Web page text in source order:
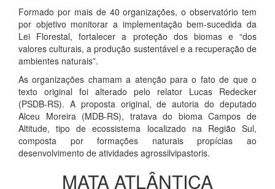
Formado por mais de 40 organizações, o observatório tem
por objetivo monitorar a implementação bem-sucedida da
Lei Florestal, fortalecer a proteção dos biomas e “dos
valores culturais, a produção sustentável e a recuperação de
ambientes naturais”.
As organizações chamam a atenção para o fato de que o
texto original foi alterado pelo relator Lucas Redecker
(PSDB-RS). A proposta original, de autoria do deputado
Alceu Moreira (MDB-RS), tratava do bioma Campos de
Altitude, tipo de ecossistema localizado na Região Sul,
composta por formações naturais propícias ao
desenvolvimento de atividades agrossilvipastoris.
MATA ATLÂNTICA